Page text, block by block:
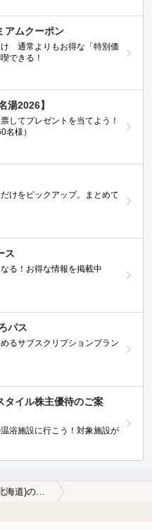
アムクーポン
け 通常よりもお得な「特別価
できる！
湯2026】
してプレゼントを当てよう！
名様）
けをピックアップ。まとめて
ス
る！お得な情報を掲載中
パス
るサブスクリプションプラン
タイル株主優待のご案
浴施設に行こう！対象施設が
積丹(北海道)のサウナ施設おすすめ8選(2026年版)